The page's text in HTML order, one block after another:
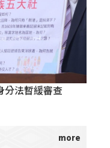
分法暫緩審查